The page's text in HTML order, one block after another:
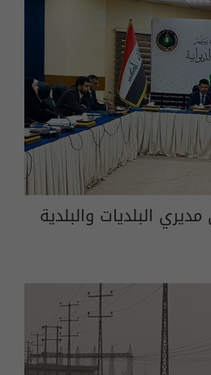
البلديات والبلدية